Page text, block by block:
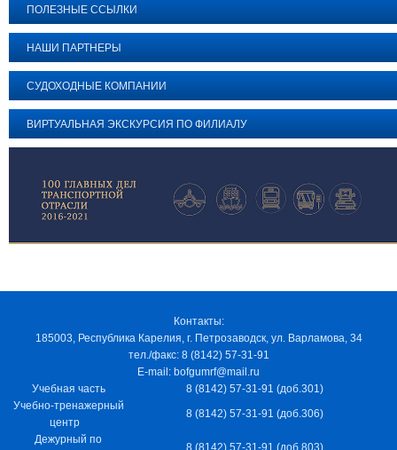
ПОЛЕЗНЫЕ ССЫЛКИ
НАШИ ПАРТНЕРЫ
СУДОХОДНЫЕ КОМПАНИИ
ВИРТУАЛЬНАЯ ЭКСКУРСИЯ ПО ФИЛИАЛУ
Контакты:
185003, Республика Карелия, г. Петрозаводск, ул. Варламова, 34
тел./факс: 8 (8142) 57-31-91
E-mail: bofgumrf@mail.ru
Учебная часть
8 (8142) 57-31-91 (доб.301)
Учебно-тренажерный
центр
8 (8142) 57-31-91 (доб.306)
Дежурный по
8 (8142) 57-31-91 (доб.803)